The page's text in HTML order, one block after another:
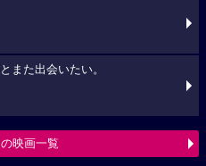
また出会いたい。
映画一覧